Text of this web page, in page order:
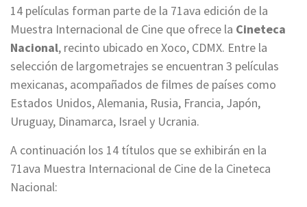
14 películas forman parte de la 71ava edición de la
Muestra Internacional de Cine que ofrece la Cineteca
Nacional, recinto ubicado en Xoco, CDMX. Entre la
selección de largometrajes se encuentran 3 películas
mexicanas, acompañados de filmes de países como
Estados Unidos, Alemania, Rusia, Francia, Japón,
Uruguay, Dinamarca, Israel y Ucrania.
A continuación los 14 títulos que se exhibirán en la
71ava Muestra Internacional de Cine de la Cineteca
Nacional: